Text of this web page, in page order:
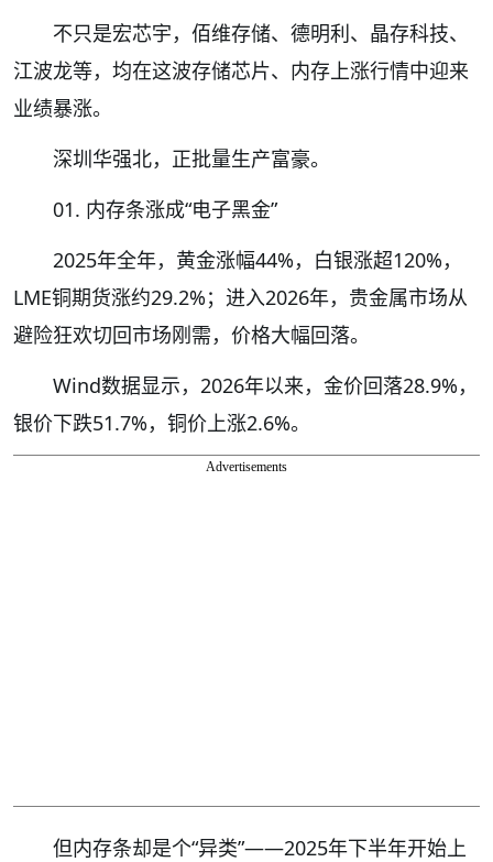
不只是宏芯宇，佰维存储、德明利、晶存科技、
江波龙等，均在这波存储芯片、内存上涨行情中迎来
业绩暴涨。
深圳华强北，正批量生产富豪。
01. 内存条涨成“电子黑金”
2025年全年，黄金涨幅44%，白银涨超120%，
LME铜期货涨约29.2%；进入2026年，贵金属市场从
避险狂欢切回市场刚需，价格大幅回落。
Wind数据显示，2026年以来，金价回落28.9%，
银价下跌51.7%，铜价上涨2.6%。
Advertisements
但内存条却是个“异类”——2025年下半年开始上